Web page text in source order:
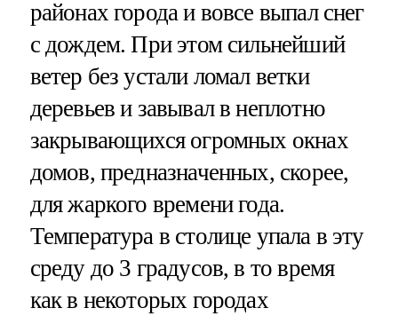
районах города и вовсе выпал снег
с дождем. При этом сильнейший
ветер без устали ломал ветки
деревьев и завывал в неплотно
закрывающихся огромных окнах
домов, предназначенных, скорее,
для жаркого времени года.
Температура в столице упала в эту
среду до 3 градусов, в то время
как в некоторых городах